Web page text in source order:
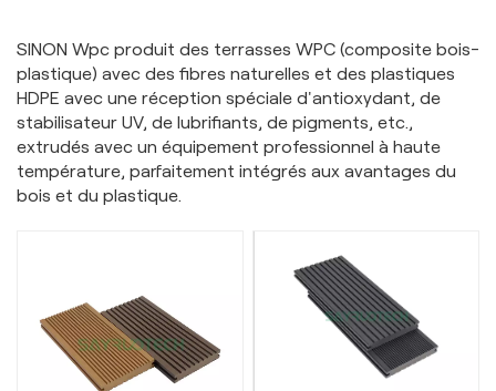
SINON Wpc produit des terrasses WPC (composite bois-
plastique) avec des fibres naturelles et des plastiques
HDPE avec une réception spéciale d'antioxydant, de
stabilisateur UV, de lubrifiants, de pigments, etc.,
extrudés avec un équipement professionnel à haute
température, parfaitement intégrés aux avantages du
bois et du plastique.